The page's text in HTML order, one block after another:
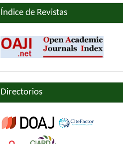
Índice de Revistas
Directorios